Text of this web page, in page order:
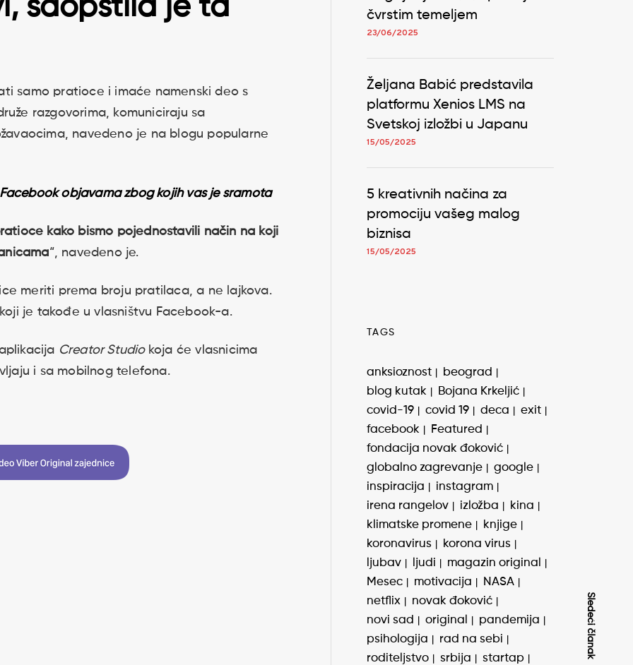
saopštila je ta
samo pratioce i imaće namenski deo s
razgovorima, komuniciraju sa
navedeno je na blogu popularne
objavama zbog kojih vas je sramota
kako bismo pojednostavili način na koji
“, navedeno je.
meriti prema broju pratilaca, a ne lajkova.
je takođe u vlasništvu Facebook-a.
Creator Studio koja će vlasnicima
i sa mobilnog telefona.
Sledeći članak
čvrstim temeljem
23/06/2025
Željana Babić predstavila
platformu Xenios LMS na
Svetskoj izložbi u Japanu
15/05/2025
5 kreativnih načina za
promociju vašeg malog
biznisa
15/05/2025
TAGS
anksioznost
beograd
blog kutak
Bojana Krkeljić
covid-19
covid 19 deca
exit
facebook
Featured
fondacija novak đoković
globalno zagrevanje
google
inspiracija
instagram
irena rangelov
izložba
kina
klimatske promene
knjige
koronavirus
korona virus
ljubav
ljudi
magazin original
Mesec
motivacija
NASA
netflix
novak đoković
novi sad
original
pandemija
psihologija
rad na sebi
roditeljstvo
srbija
startap